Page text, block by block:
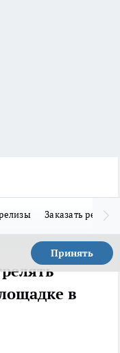
Заказать
Принять
в